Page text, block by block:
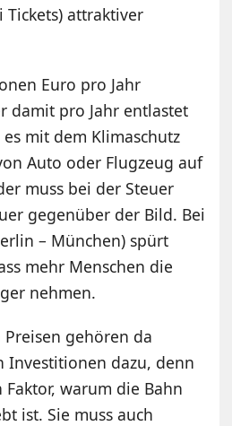
attraktiver
Euro pro Jahr
damit pro Jahr entlastet
mit dem Klimaschutz
Auto oder Flugzeug auf
muss bei der Steuer
gegenüber der Bild. Bei
– München) spürt
mehr Menschen die
nehmen.
gehören da
Investitionen dazu, denn
warum die Bahn
ist. Sie muss auch